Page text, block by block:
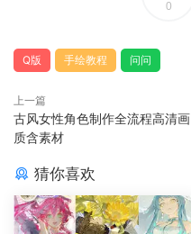
0
Q版 手绘教程 问问
上一篇
古风女性角色制作全流程高清画
质含素材
猜你喜欢